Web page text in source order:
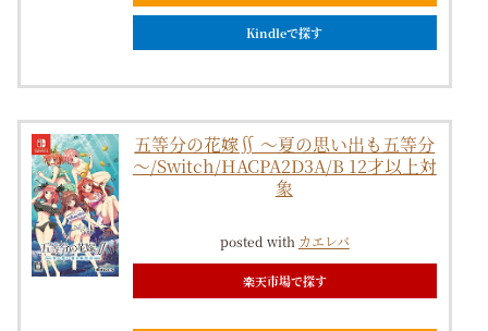
Kindleで探す
五等分の花嫁∬ ～夏の思い出も五等分
～/Switch/HACPA2D3A/B 12才以上対
象
posted with カエレバ
楽天市場で探す